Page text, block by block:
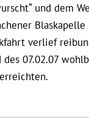
und dem
Blaskapelle
verlief
des 07.02.07